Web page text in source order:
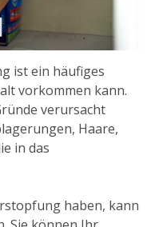
ist ein häufiges
vorkommen kann.
verursacht
Haare,
in das
haben, kann